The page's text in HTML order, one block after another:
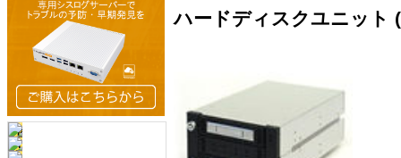
ハードディスクユニット